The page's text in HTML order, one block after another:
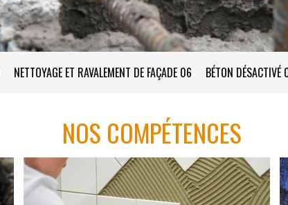
NETTOYAGE ET RAVALEMENT DE FAÇADE 06 BÉTON DÉSACTIVÉ
NOS COMPÉTENCES